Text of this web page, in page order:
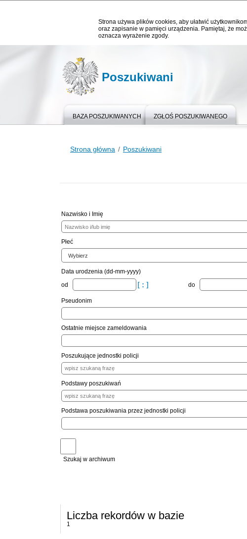
Strona używa plików cookies, aby ułatwić
oraz zapisanie w pamięci urządzenia. Pamiętaj, że
oznacza wyrażenie zgody.
Poszukiwani
BAZA POSZUKIWANYCH ZGŁOŚ POSZUKIWANEGO
Strona główna Poszukiwani
Nazwisko i Imię
Płeć
Data urodzenia (dd-mm-yyyy)
od
do
Pseudonim
Ostatnie miejsce zameldowania
Poszukujące jednostki policji
Podstawy poszukiwań
Podstawa poszukiwania przez jednostki policji
Szukaj w archiwum
Liczba rekordów w bazie
1